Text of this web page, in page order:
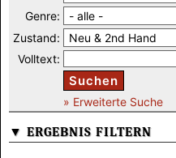
Genre:
Zustand:
Volltext:
Suchen
» Erweiterte Suche
▼ ERGEBNIS FILTERN